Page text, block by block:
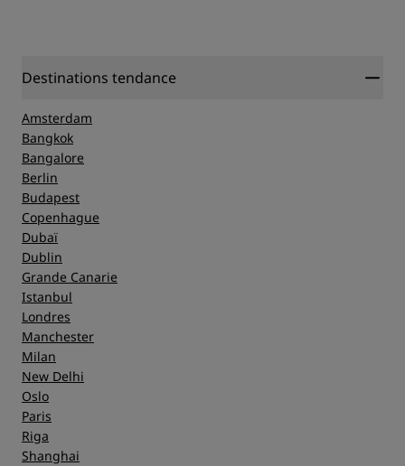
Destinations tendance
Amsterdam
Bangkok
Bangalore
Berlin
Budapest
Copenhague
Dubaï
Dublin
Grande Canarie
Istanbul
Londres
Manchester
Milan
New Delhi
Oslo
Paris
Riga
Shanghai